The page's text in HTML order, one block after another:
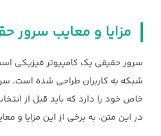
مزایا و معایب سرور
سرور حقیقی یک کامپیوتر فیزیکی
شبکه به کاربران طراحی شده است.
خاص خود را دارد که باید قبل از
در این متن، به برخی از این مزایا و